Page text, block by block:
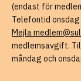
(endast för
Telefontid
Mejla
medlemsavgift.
måndag och